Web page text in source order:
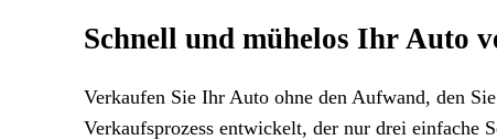
Schnell und mühelos Ihr Auto
Verkaufen Sie Ihr Auto ohne den Aufwand, den
Verkaufsprozess entwickelt, der nur drei einfache